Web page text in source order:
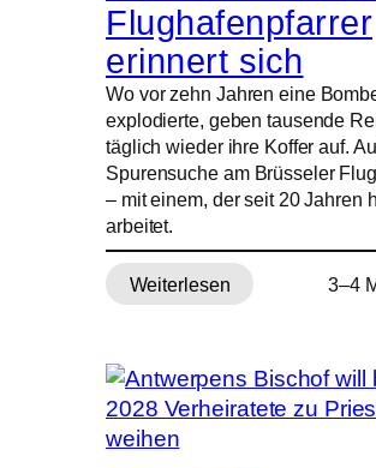
Flughafenpfarrer
erinnert sich
Wo vor zehn Jahren eine
explodierte, geben tausende
täglich wieder ihre Koffer auf.
Spurensuche am Brüsseler
– mit einem, der seit 20 Jahren
arbeitet.
Weiterlesen
:
Terrors
zwischen
im
3–4